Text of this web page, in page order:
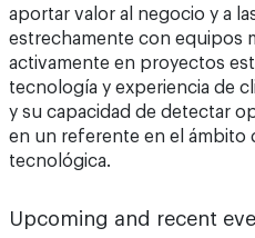
aportar valor al negocio y a
estrechamente con equipos
activamente en proyectos
tecnología y experiencia de
y su capacidad de detectar
en un referente en el ámbito
tecnológica.
Upcoming and recent